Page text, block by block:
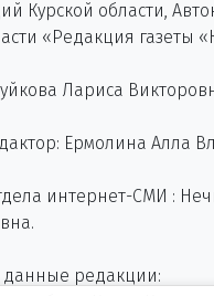
Курской области,
«Редакция газеты
Лариса
Ермолина Алла
интернет-СМИ :
данные редакции: